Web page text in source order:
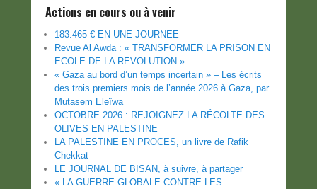
Actions en cours ou à venir
183.465 € EN UNE JOURNEE
Revue Al Awda : « TRANSFORMER LA PRISON EN
ECOLE DE LA REVOLUTION »
« Gaza au bord d’un temps incertain » – Les écrits
des trois premiers mois de l’année 2026 à Gaza, par
Mutasem Eleïwa
OCTOBRE 2026 : REJOIGNEZ LA RÉCOLTE DES
OLIVES EN PALESTINE
LA PALESTINE EN PROCES, un livre de Rafik
Chekkat
LE JOURNAL DE BISAN, à suivre, à partager
« LA GUERRE GLOBALE CONTRE LES